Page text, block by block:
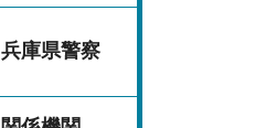
兵庫県警察